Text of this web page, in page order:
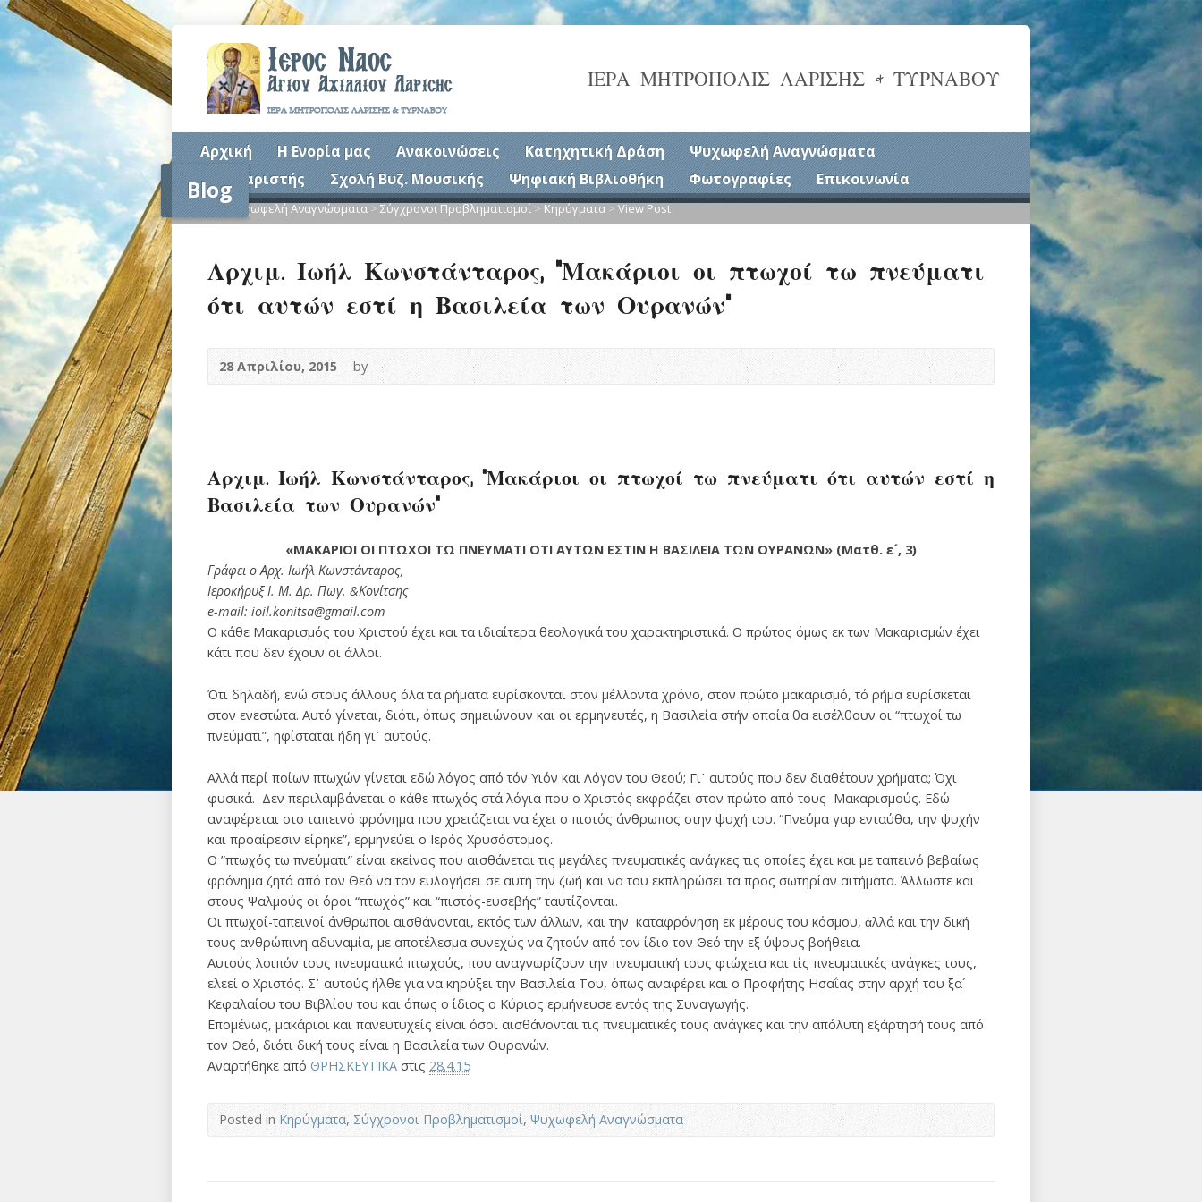
ΙΕΡΑ ΜΗΤΡΟΠΟΛΙΣ ΛΑΡΙΣΗΣ & ΤΥΡΝΑΒΟΥ
Αρχική Η Ενορία μας Ανακοινώσεις Κατηχητική Δράση
Ψυχωφελή Αναγνώσματα
Συναξαριστής
Σχολή Βυζ. Μουσικής Ψηφιακή Βιβλιοθήκη Φωτογραφίες Επικοινωνία
Blog
>Ψυχωφελή Αναγνώσματα>Σύγχρονοι Προβληματισμοί>Κηρύγματα>View Post
Αρχιμ. Ιωήλ Κωνστάνταρος, “Μακάριοι οι πτωχοί τω πνεύματι
ότι αυτών εστί η Βασιλεία των Ουρανών”
28 Απριλίου, 2015 by
Αρχιμ. Ιωήλ Κωνστάνταρος, “Μακάριοι οι πτωχοί τω πνεύματι ότι αυτών εστί η
Βασιλεία των Ουρανών”
«ΜΑΚΑΡΙΟΙ ΟΙ ΠΤΩΧΟΙ ΤΩ ΠΝΕΥΜΑΤΙ ΟΤΙ ΑΥΤΩΝ ΕΣΤΙΝ Η ΒΑΣΙΛΕΙΑ ΤΩΝ ΟΥΡΑΝΩΝ» (Ματθ. ε´, 3)
Γράφει ο Αρχ. Ιωήλ Κωνστάνταρος,
Ιεροκήρυξ Ι. Μ. Δρ. Πωγ. &Κονίτσης
e-mail: ioil.konitsa@gmail.com
Ο κάθε Μακαρισμός του Χριστού έχει και τα ιδιαίτερα θεολογικά του χαρακτηριστικά. Ο πρώτος όμως εκ των Μακαρισμών έχει
κάτι που δεν έχουν οι άλλοι.
Ότι δηλαδή, ενώ στους άλλους όλα τα ρήματα ευρίσκονται στον μέλλοντα χρόνο, στον πρώτο μακαρισμό, τό ρήμα ευρίσκεται
στον ενεστώτα. Αυτό γίνεται, διότι, όπως σημειώνουν και οι ερμηνευτές, η Βασιλεία στήν οποία θα εισέλθουν οι “πτωχοί τω
πνεύματι”, ηφίσταται ήδη γι᾽ αυτούς.
Αλλά περί ποίων πτωχών γίνεται εδώ λόγος από τόν Υιόν και Λόγον του Θεού; Γι᾽ αυτούς που δεν διαθέτουν χρήματα; Όχι
φυσικά. Δεν περιλαμβάνεται ο κάθε πτωχός στά λόγια που ο Χριστός εκφράζει στον πρώτο από τους Μακαρισμούς. Εδώ
αναφέρεται στο ταπεινό φρόνημα που χρειάζεται να έχει ο πιστός άνθρωπος στην ψυχή του. “Πνεύμα γαρ ενταύθα, την ψυχήν
και προαίρεσιν είρηκε”, ερμηνεύει ο Ιερός Χρυσόστομος.
Ο ”πτωχός τω πνεύματι” είναι εκείνος που αισθάνεται τις μεγάλες πνευματικές ανάγκες τις οποίες έχει και με ταπεινό βεβαίως
φρόνημα ζητά από τον Θεό να τον ευλογήσει σε αυτή την ζωή και να του εκπληρώσει τα προς σωτηρίαν αιτήματα. Άλλωστε και
στους Ψαλμούς οι όροι “πτωχός” και “πιστός-ευσεβής” ταυτίζονται.
Οι πτωχοί-ταπεινοί άνθρωποι αισθάνονται, εκτός των άλλων, και την καταφρόνηση εκ μέρους του κόσμου, ἀλλά και την δική
τους ανθρώπινη αδυναμία, με αποτέλεσμα συνεχώς να ζητούν από τον ίδιο τον Θεό την εξ ύψους βοήθεια.
Αυτούς λοιπόν τους πνευματικά πτωχούς, που αναγνωρίζουν την πνευματική τους φτώχεια και τίς πνευματικές ανάγκες τους,
ελεεί ο Χριστός. Σ᾽ αυτούς ήλθε για να κηρύξει την Βασιλεία Του, όπως αναφέρει και ο Προφήτης Ησαΐας στην αρχή του ξα´
Κεφαλαίου του Βιβλίου του και όπως ο ίδιος ο Κύριος ερμήνευσε εντός της Συναγωγής.
Επομένως, μακάριοι και πανευτυχείς είναι όσοι αισθάνονται τις πνευματικές τους ανάγκες και την απόλυτη εξάρτησή τους από
τον Θεό, διότι δική τους είναι η Βασιλεία των Ουρανών.
Αναρτήθηκε από ΘΡΗΣΚΕΥΤΙΚΑ στις 28.4.15
Posted inΚηρύγματα, Σύγχρονοι Προβληματισμοί,Ψυχωφελή Αναγνώσματα